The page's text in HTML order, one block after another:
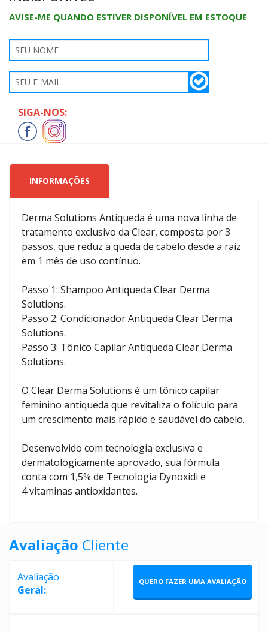
AVISE-ME QUANDO ESTIVER DISPONÍVEL EM ESTOQUE
SIGA-NOS:
INFORMAÇÕES
Derma Solutions Antiqueda é uma nova linha de
tratamento exclusivo da Clear, composta por 3
passos, que reduz a queda de cabelo desde a raiz
em 1 mês de uso contínuo.
Passo 1: Shampoo Antiqueda Clear Derma
Solutions.
Passo 2: Condicionador Antiqueda Clear Derma
Solutions.
Passo 3: Tônico Capilar Antiqueda Clear Derma
Solutions.
O Clear Derma Solutions é um tônico capilar
feminino antiqueda que revitaliza o folículo para
um crescimento mais rápido e saudável do cabelo.
Desenvolvido com tecnologia exclusiva e
dermatologicamente aprovado, sua fórmula
conta com 1,5% de Tecnologia Dynoxidi e
4 vitaminas antioxidantes.
Avaliação Cliente
Avaliação
Geral:
QUERO FAZER UMA AVALIAÇÃO